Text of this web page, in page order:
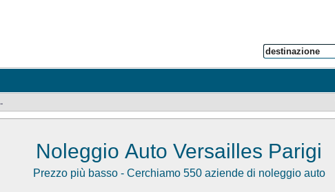
Noleggio Auto Versailles Parigi
Prezzo più basso - Cerchiamo 550 aziende di noleggio auto